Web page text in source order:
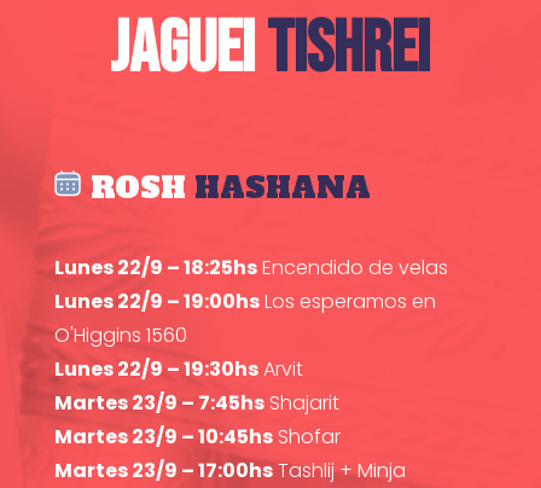
JAGUEITISHREI
ROSH HASHANA
Lunes 22/9 – 18:25hsEncendido de velas
Lunes 22/9 – 19:00hsLos esperamos en
O'Higgins 1560
Lunes 22/9 – 19:30hsArvit
Martes 23/9 – 7:45hsShajarit
Martes 23/9 – 10:45hsShofar
Martes 23/9 – 17:00hsTashlij + Minja